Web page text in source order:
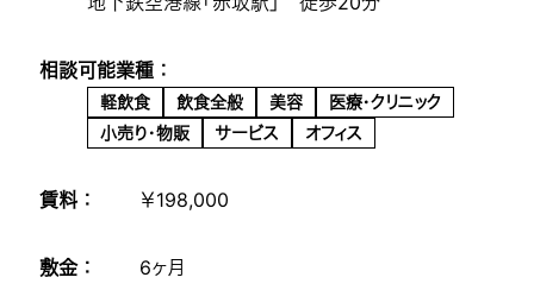
相談可能業種 ：
軽飲食 飲食全般 美容
医療・クリニック
小売り・物販
サービス オフィス
賃料 ： ￥198,000
敷金 ： 6ヶ月